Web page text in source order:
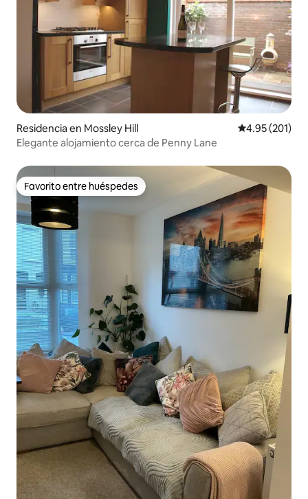
Residencia en Mossley Hill Calificación
4.95 (201)
Elegante alojamiento cerca de Penny Lane
Favorito entre huéspedes
Favorito entre huéspedes